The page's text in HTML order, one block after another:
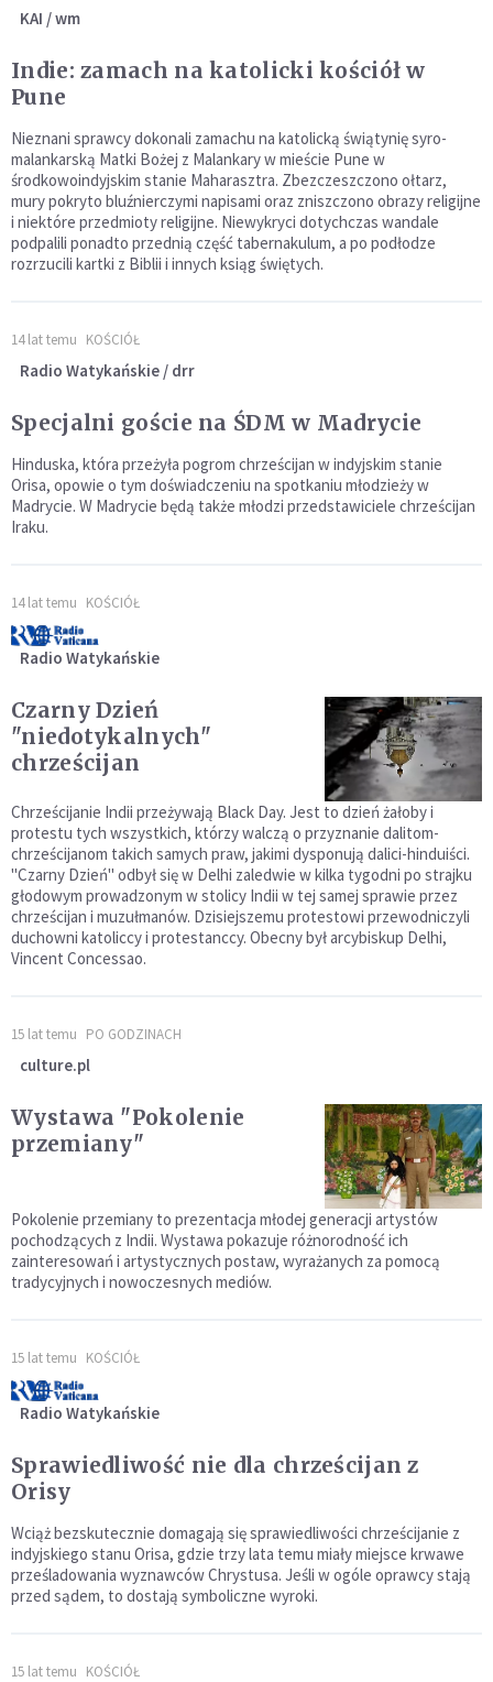
KAI / wm
Indie: zamach na katolicki kościół w
Pune
Nieznani sprawcy dokonali zamachu na katolicką świątynię syro-
malankarską Matki Bożej z Malankary w mieście Pune w
środkowoindyjskim stanie Maharasztra. Zbezczeszczono ołtarz,
mury pokryto bluźnierczymi napisami oraz zniszczono obrazy religijne
i niektóre przedmioty religijne. Niewykryci dotychczas wandale
podpalili ponadto przednią część tabernakulum, a po podłodze
rozrzucili kartki z Biblii i innych ksiąg świętych.
14 lat temu KOŚCIÓŁ
Radio Watykańskie / drr
Specjalni goście na ŚDM w Madrycie
Hinduska, która przeżyła pogrom chrześcijan w indyjskim stanie
Orisa, opowie o tym doświadczeniu na spotkaniu młodzieży w
Madrycie. W Madrycie będą także młodzi przedstawiciele chrześcijan
Iraku.
14 lat temu KOŚCIÓŁ
Radio Watykańskie
Czarny Dzień
"niedotykalnych"
chrześcijan
Chrześcijanie Indii przeżywają Black Day. Jest to dzień żałoby i
protestu tych wszystkich, którzy walczą o przyznanie dalitom-
chrześcijanom takich samych praw, jakimi dysponują dalici-hinduiści.
"Czarny Dzień" odbył się w Delhi zaledwie w kilka tygodni po strajku
głodowym prowadzonym w stolicy Indii w tej samej sprawie przez
chrześcijan i muzułmanów. Dzisiejszemu protestowi przewodniczyli
duchowni katoliccy i protestanccy. Obecny był arcybiskup Delhi,
Vincent Concessao.
15 lat temu PO GODZINACH
culture.pl
Wystawa "Pokolenie
przemiany"
Pokolenie przemiany to prezentacja młodej generacji artystów
pochodzących z Indii. Wystawa pokazuje różnorodność ich
zainteresowań i artystycznych postaw, wyrażanych za pomocą
tradycyjnych i nowoczesnych mediów.
15 lat temu KOŚCIÓŁ
Radio Watykańskie
Sprawiedliwość nie dla chrześcijan z
Orisy
Wciąż bezskutecznie domagają się sprawiedliwości chrześcijanie z
indyjskiego stanu Orisa, gdzie trzy lata temu miały miejsce krwawe
prześladowania wyznawców Chrystusa. Jeśli w ogóle oprawcy stają
przed sądem, to dostają symboliczne wyroki.
15 lat temu KOŚCIÓŁ